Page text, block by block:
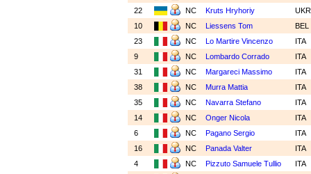
22
NC Kruts Hryhoriy
10
NC Liessens Tom
BEL
23
NC Lo Martire Vincenzo
ITA
9
NC Lombardo Corrado
ITA
31
NC Margareci Massimo
ITA
38
NC Murra Mattia
ITA
35
NC Navarra Stefano
ITA
14
NC Onger Nicola
ITA
6
NC Pagano Sergio
ITA
16
NC Panada Valter
ITA
4
NC Pizzuto Samuele Tullio
ITA